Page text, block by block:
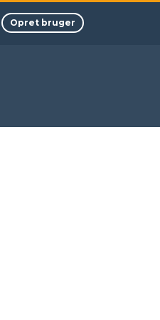
Opret bruger